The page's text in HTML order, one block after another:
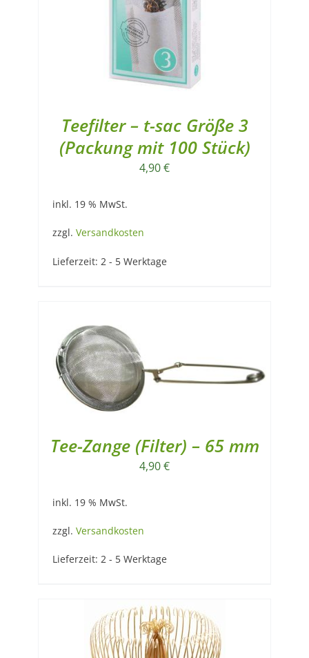
Teefilter – t-sac Größe 3
(Packung mit 100 Stück)
4,90€
inkl. 19 % MwSt.
zzgl. Versandkosten
Lieferzeit: 2 - 5 Werktage
Tee-Zange (Filter) – 65 mm
4,90€
inkl. 19 % MwSt.
zzgl. Versandkosten
Lieferzeit: 2 - 5 Werktage